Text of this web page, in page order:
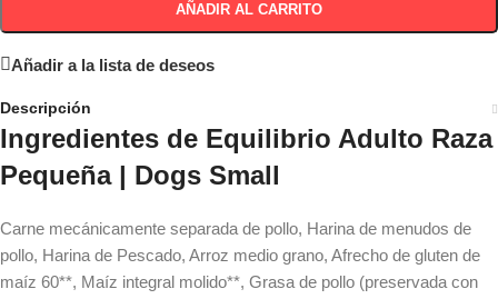
AÑADIR AL CARRITO
Añadir a la lista de deseos
Descripción
Ingredientes de Equilibrio Adulto Raza
Pequeña | Dogs Small
Carne mecánicamente separada de pollo, Harina de menudos de
pollo, Harina de Pescado, Arroz medio grano, Afrecho de gluten de
maíz 60**, Maíz integral molido**, Grasa de pollo (preservada con